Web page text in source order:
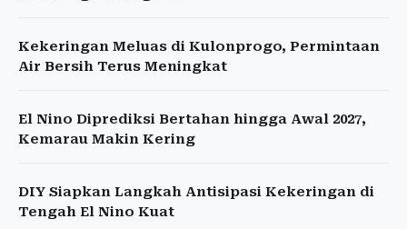
Kekeringan Meluas di Kulonprogo, Permintaan
Air Bersih Terus Meningkat
El Nino Diprediksi Bertahan hingga Awal 2027,
Kemarau Makin Kering
DIY Siapkan Langkah Antisipasi Kekeringan di
Tengah El Nino Kuat